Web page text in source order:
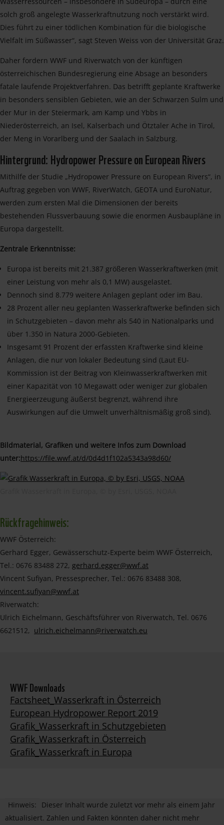
solch groß angelegte Wasserkraftnutzung noch verstärkt wird.
Dies führt zu einer tödlichen Kombination für die biologische
Vielfalt im Süßwasser“, sagt Steven Weiss von der Universität Graz.
Daher fordern WWF und Riverwatch von der künftigen
österreichischen Bundesregierung eine Absage an besonders
fatale laufende Projektverfahren. Das betrifft geplante Kraftwerke
in besonders sensiblen Gebieten, wie an der Schwarzen Sulm und
der Mur in der Steiermark, am Kamp und Ybbs in
Niederösterreich, an Isel, Kalserbach und Ötztaler Ache in Tirol,
der Meng in Vorarlberg und der Saalach in Salzburg.
Hintergrund: Hydropower Pressure on European Rivers
Mithilfe der Studie „Hydropower Pressure on European Rivers“, in
Auftrag gegeben von WWF, RiverWatch, GEOTA und EuroNatur,
werden zum ersten Mal die Dimensionen der bereits
bestehenden Flussverbauung sowie die enormen Ausbaupläne in
Europa dargestellt.
Zentrale Erkenntnisse:
Europa ist bereits mit 21.387 größeren Wasserkraftwerken (mit
einer Leistung von mehr als 0,1 MW) ausgelastet.
Dennoch sind 8.779 weitere Anlagen geplant oder im Bau.
28 Prozent aller neu geplanten Wasserkraftwerke befinden sich
in Schutzgebieten – davon mehr als 540 in Nationalparks und
über 1.350 in Natura 2000-Gebieten.
Insgesamt 91 Prozent der erfassten Kraftwerke sind kleine
Anlagen, die nur von lokaler Bedeutung sind (Laut EU-
Kommission ist der Beitrag von Kleinwasserkraftwerken mit
einer Kapazität von 10 Megawatt oder weniger zur globalen
Energieerzeugung äußerst begrenzt, während ihre
Auswirkungen auf die Umwelt unverhältnismäßig groß sind).
Bildmaterial, Grafiken und weitere Infos zum Download
unter:https://file.wwf.at/d/0d4d1f102a5343a98d60/
Rückfragehinweis:
WWF Österreich:
Gerhard Egger, Gewässerschutz-Experte beim WWF Österreich,
Tel.: 0676 83488 272, gerhard.egger@wwf.at
Vincent Sufiyan, Pressesprecher, Tel.: 0676 83488 308,
vincent.sufiyan@wwf.at
Riverwatch:
Ulrich Eichelmann, Geschäftsführer von Riverwatch, Tel. 0676
6621512, ulrich.eichelmann@riverwatch.eu
WWF Downloads
Factsheet_Wasserkraft in Österreich
European Hydropower Report 2019
Grafik_Wasserkraft in Schutzgebieten
Grafik_Wasserkraft in Österreich
Grafik_Wasserkraft in Europa
Hinweis:
Dieser Inhalt wurde zuletzt vor mehr als einem Jahr
aktualisiert. Zahlen und Fakten könnten daher nicht mehr